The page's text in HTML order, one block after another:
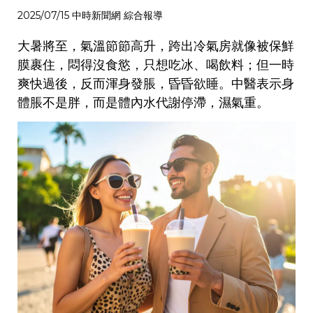
2025/07/15 中時新聞網 綜合報導
大暑將至，氣溫節節高升，跨出冷氣房就像被保鮮
膜裹住，悶得沒食慾，只想吃冰、喝飲料；但一時
爽快過後，反而渾身發脹，昏昏欲睡。中醫表示身
體脹不是胖，而是體內水代謝停滯，濕氣重。